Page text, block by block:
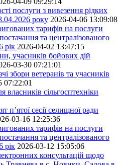
послуги з вивезення рідких
року 2026-04-06 13:09:08
тарифів на послуги
та централізованого
рік 2026-04-02 13:47:15
учасників бойових дій
03-30 07:21:01
збори ветеранів та учасників
07:22:01
власників сільгосптехніки
п’ятої сесії селищної ради
03-16 12:25:36
тарифів на послуги
та централізованого
рік 2026-03-12 15:05:06
консультацій щодо